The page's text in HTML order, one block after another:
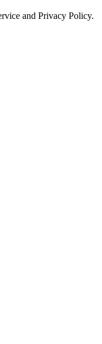
and Privacy Policy.